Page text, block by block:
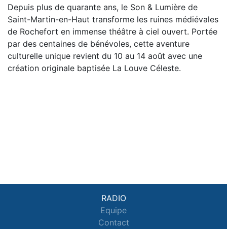
Depuis plus de quarante ans, le Son & Lumière de
Saint-Martin-en-Haut transforme les ruines médiévales
de Rochefort en immense théâtre à ciel ouvert. Portée
par des centaines de bénévoles, cette aventure
culturelle unique revient du 10 au 14 août avec une
création originale baptisée La Louve Céleste.
RADIO
Equipe
Contact